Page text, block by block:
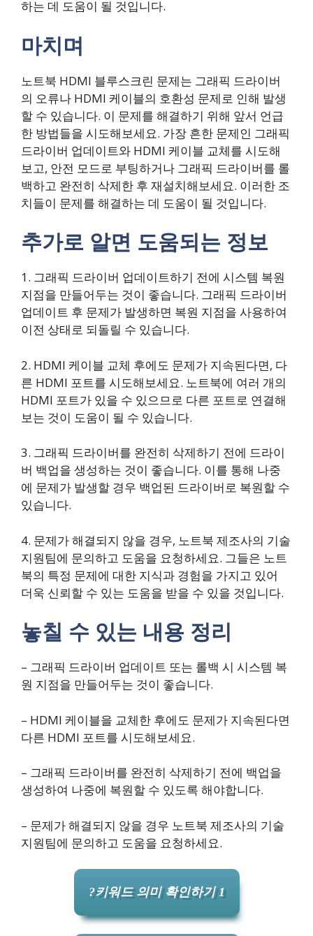
하는 데 도움이 될 것입니다.
마치며
노트북 HDMI 블루스크린 문제는 그래픽 드라이버
의 오류나 HDMI 케이블의 호환성 문제로 인해 발생
할 수 있습니다. 이 문제를 해결하기 위해 앞서 언급
한 방법들을 시도해보세요. 가장 흔한 문제인 그래픽
드라이버 업데이트와 HDMI 케이블 교체를 시도해
보고, 안전 모드로 부팅하거나 그래픽 드라이버를 롤
백하고 완전히 삭제한 후 재설치해보세요. 이러한 조
치들이 문제를 해결하는 데 도움이 될 것입니다.
추가로 알면 도움되는 정보
1. 그래픽 드라이버 업데이트하기 전에 시스템 복원
지점을 만들어두는 것이 좋습니다. 그래픽 드라이버
업데이트 후 문제가 발생하면 복원 지점을 사용하여
이전 상태로 되돌릴 수 있습니다.
2. HDMI 케이블 교체 후에도 문제가 지속된다면, 다
른 HDMI 포트를 시도해보세요. 노트북에 여러 개의
HDMI 포트가 있을 수 있으므로 다른 포트로 연결해
보는 것이 도움이 될 수 있습니다.
3. 그래픽 드라이버를 완전히 삭제하기 전에 드라이
버 백업을 생성하는 것이 좋습니다. 이를 통해 나중
에 문제가 발생할 경우 백업된 드라이버로 복원할 수
있습니다.
4. 문제가 해결되지 않을 경우, 노트북 제조사의 기술
지원팀에 문의하고 도움을 요청하세요. 그들은 노트
북의 특정 문제에 대한 지식과 경험을 가지고 있어
더욱 신뢰할 수 있는 도움을 받을 수 있을 것입니다.
놓칠 수 있는 내용 정리
– 그래픽 드라이버 업데이트 또는 롤백 시 시스템 복
원 지점을 만들어두는 것이 좋습니다.
– HDMI 케이블을 교체한 후에도 문제가 지속된다면
다른 HDMI 포트를 시도해보세요.
– 그래픽 드라이버를 완전히 삭제하기 전에 백업을
생성하여 나중에 복원할 수 있도록 해야합니다.
– 문제가 해결되지 않을 경우 노트북 제조사의 기술
지원팀에 문의하고 도움을 요청하세요.
?키워드 의미 확인하기 1